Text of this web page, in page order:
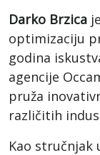
Darko Brzica
optimizaciju
godina
agencije
pruža
različitih
Kao stručnjak